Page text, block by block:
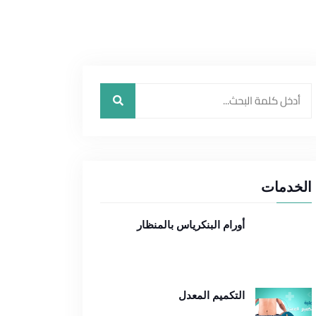
الخدمات
أورام البنكرياس بالمنظار
التكميم المعدل